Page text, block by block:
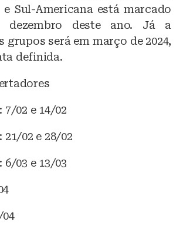
Sul-Americana está marcado
dezembro deste ano. Já a
grupos será em março de 2024,
definida.
7/02 e 14/02
21/02 e 28/02
6/03 e 13/03
04